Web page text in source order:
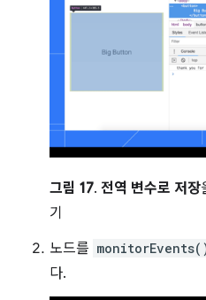
그림 17. 전역 변수로 저장
기
노드를
다.